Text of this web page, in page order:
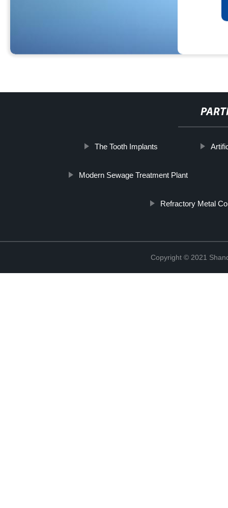
The Tooth Implants
Modern Sewage Treatment Plant
Refractory Metal
Copyright © 2021